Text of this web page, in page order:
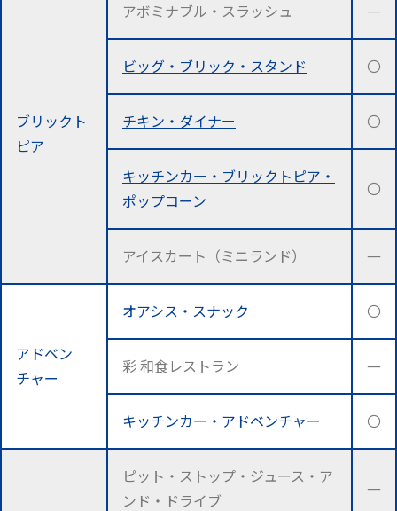
ブリックト
ピア
アボミナブル・スラッシュ ―
ビッグ・ブリック・スタンド 〇
チキン・ダイナー 〇
キッチンカー・ブリックトピア・
ポップコーン
〇
アイスカート（ミニランド） ―
アドベン
チャー
オアシス・スナック 〇
彩 和食レストラン ―
キッチンカー・アドベンチャー 〇
ピット・ストップ・ジュース・ア
ンド・ドライブ
―